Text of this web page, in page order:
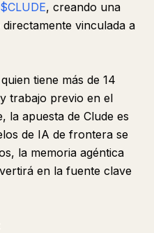
$CLUDE, creando una
vinculada a
tiene más de 14
trabajo previo en el
la apuesta de Clude es
de IA de frontera se
la memoria agéntica
en la fuente clave